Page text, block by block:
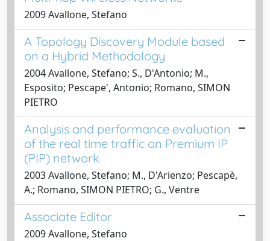
2009 Avallone, Stefano
A Topology Discovery Module based
on a Hybrid Methodology
2004 Avallone, Stefano; S., D'Antonio; M.,
Esposito; Pescape', Antonio; Romano, SIMON
PIETRO
Analysis and performance evaluation
of the real time traffic on Premium IP
(PIP) network
2003 Avallone, Stefano; M., D'Arienzo; Pescapè,
A.; Romano, SIMON PIETRO; G., Ventre
Associate Editor
2009 Avallone, Stefano